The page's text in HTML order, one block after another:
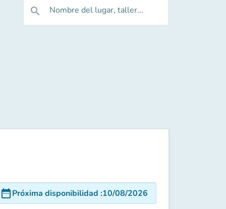
search Nombre del lugar, taller...
date_rangePróxima disponibilidad :10/08/2026